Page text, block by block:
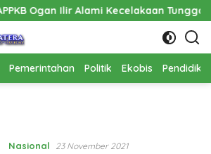
Kecelakaan Tunggal
Pemerintahan Politik Ekobis
Nasional 23 November 2021